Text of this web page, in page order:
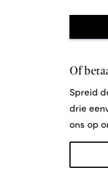
Of
Spreid
drie
ons op